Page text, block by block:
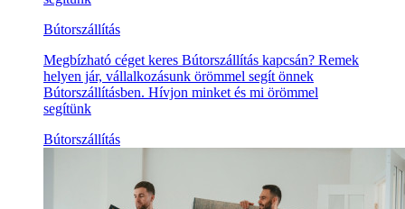
Bútorszállítás
Megbízható céget keres Bútorszállítás kapcsán? Remek
helyen jár, vállalkozásunk örömmel segít önnek
Bútorszállításben. Hívjon minket és mi örömmel
segítünk
Bútorszállítás